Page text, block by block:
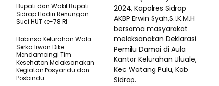
2024, Kapolres Sidrap
AKBP Erwin Syah,S.I.K.M.H
bersama masyarakat
melaksanakan Deklarasi
Pemilu Damai di Aula
Kantor Kelurahan Uluale,
Kec Watang Pulu, Kab
Sidrap.
Bupati dan Wakil Bupati
Sidrap Hadiri Renungan
Suci HUT ke-78 RI
Babinsa Kelurahan Wala
Serka Irwan Dike
Mendampingi Tim
Kesehatan Melaksanakan
Kegiatan Posyandu dan
Posbindu